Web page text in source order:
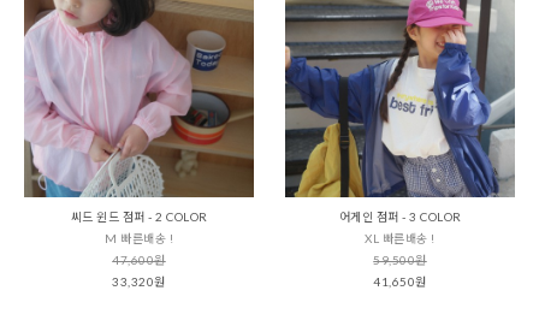
씨드 윈드 점퍼 - 2 COLOR
M 빠른배송 !
47,600원
33,320원
어게인 점퍼 - 3 COLOR
XL 빠른배송 !
59,500원
41,650원